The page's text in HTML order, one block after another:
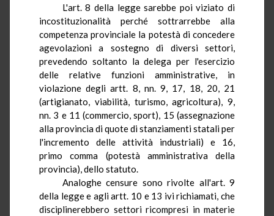
L'art.8 della legge sarebbe poi viziato di
incostituzionalità perché sottrarrebbe alla
competenza provinciale la potestà di concedere
agevolazioni a sostegno di diversi settori,
prevedendo soltanto la delega per l'esercizio
delle relative funzioni amministrative, in
violazione degli artt. 8, nn. 9, 17, 18, 20, 21
(artigianato, viabilità, turismo, agricoltura), 9,
nn. 3 e 11 (commercio, sport), 15 (assegnazione
alla provincia di quote di stanziamenti statali per
l'incremento delle attività industriali) e 16,
primo comma (potestà amministrativa della
provincia), dello statuto.
Analoghe censure sono rivolte all'art. 9
della legge e agli artt. 10 e 13 ivi richiamati, che
disciplinerebbero settori ricompresi in materie